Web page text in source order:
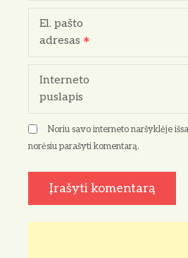
p
a
š
ų
El. pašto
adresas
Interneto
puslapis
Noriu savo interneto naršyklėje
norėsiu parašyti komentarą.